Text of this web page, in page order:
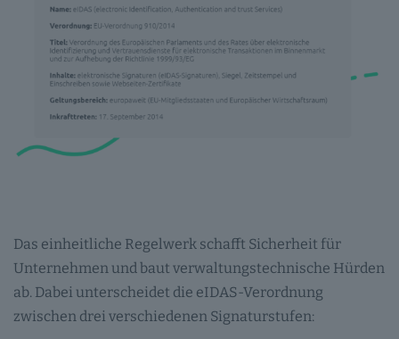
Das einheitliche Regelwerk schafft Sicherheit für
Unternehmen und baut verwaltungstechnische Hürden
ab. Dabei unterscheidet die eIDAS-Verordnung
zwischen drei verschiedenen Signaturstufen: